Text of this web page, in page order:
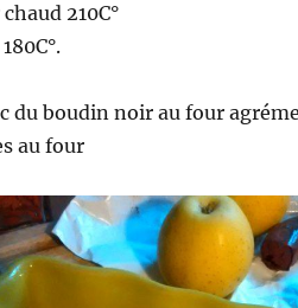
210C°
du boudin noir au four
au four